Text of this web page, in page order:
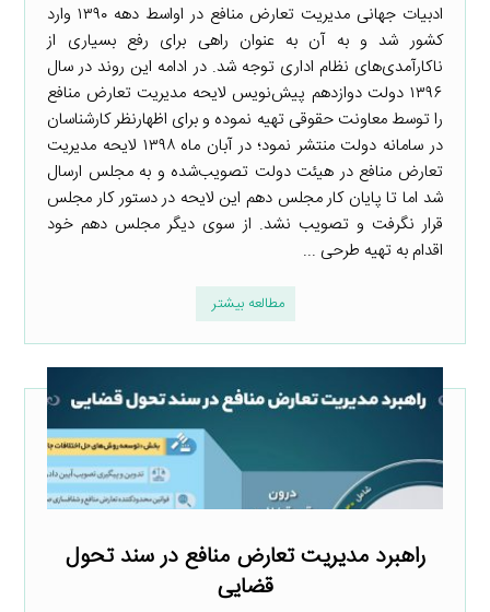
ادبیات جهانی مدیریت تعارض منافع در اواسط دهه ۱۳۹۰ وارد
کشور شد و به آن به عنوان راهی برای رفع بسیاری از
ناکارآمدی‌های نظام اداری توجه شد. در ادامه این روند در سال
۱۳۹۶ دولت دوازدهم پیش‌نویس لایحه مدیریت تعارض منافع
را توسط معاونت حقوقی تهیه نموده و برای اظهارنظر کارشناسان
در سامانه دولت منتشر نمود؛ در آبان ماه ۱۳۹۸ لایحه مدیریت
تعارض منافع در هیئت دولت تصویب‌شده و به مجلس ارسال
شد اما تا پایان کار مجلس دهم این لایحه در دستور کار مجلس
قرار نگرفت و تصویب نشد. از سوی دیگر مجلس دهم خود
اقدام به تهیه طرحی ...
مطالعه بیشتر
راهبرد مدیریت تعارض منافع در سند تحول
قضایی